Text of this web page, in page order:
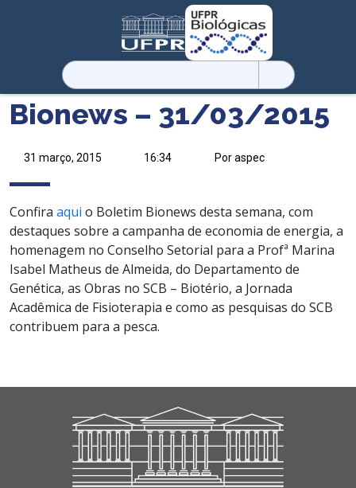
Pesquisar
por:
Bionews – 31/03/2015
31 março, 2015 16:34 Por aspec
Confira aqui o Boletim Bionews desta semana, com
destaques sobre a campanha de economia de energia, a
homenagem no Conselho Setorial para a Profª Marina
Isabel Matheus de Almeida, do Departamento de
Genética, as Obras no SCB – Biotério, a Jornada
Acadêmica de Fisioterapia e como as pesquisas do SCB
contribuem para a pesca.